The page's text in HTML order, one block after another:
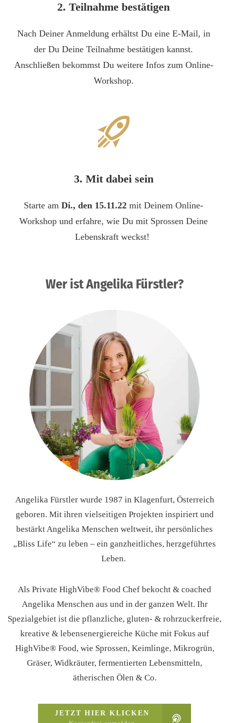
2. Teilnahme bestätigen
Nach Deiner Anmeldung erhältst Du eine E-Mail, in
der Du Deine Teilnahme bestätigen kannst.
Anschließen bekommst Du weitere Infos zum Online-
Workshop.
3. Mit dabei sein
Starte am Di., den 15.11.22 mit Deinem Online-
Workshop und erfahre, wie Du mit Sprossen Deine
Lebenskraft weckst!
Wer ist Angelika Fürstler?
Angelika Fürstler wurde 1987 in Klagenfurt, Österreich
geboren. Mit ihren vielseitigen Projekten inspiriert und
bestärkt Angelika Menschen weltweit, ihr persönliches
„Bliss Life“ zu leben – ein ganzheitliches, herzgeführtes
Leben.
Als Private HighVibe® Food Chef bekocht & coached
Angelika Menschen aus und in der ganzen Welt. Ihr
Spezialgebiet ist die pflanzliche, gluten- & rohrzuckerfreie,
kreative & lebensenergiereiche Küche mit Fokus auf
HighVibe® Food, wie Sprossen, Keimlinge, Mikrogrün,
Gräser, Widkräuter, fermentierten Lebensmitteln,
ätherischen Ölen & Co.
JETZT HIER KLICKEN